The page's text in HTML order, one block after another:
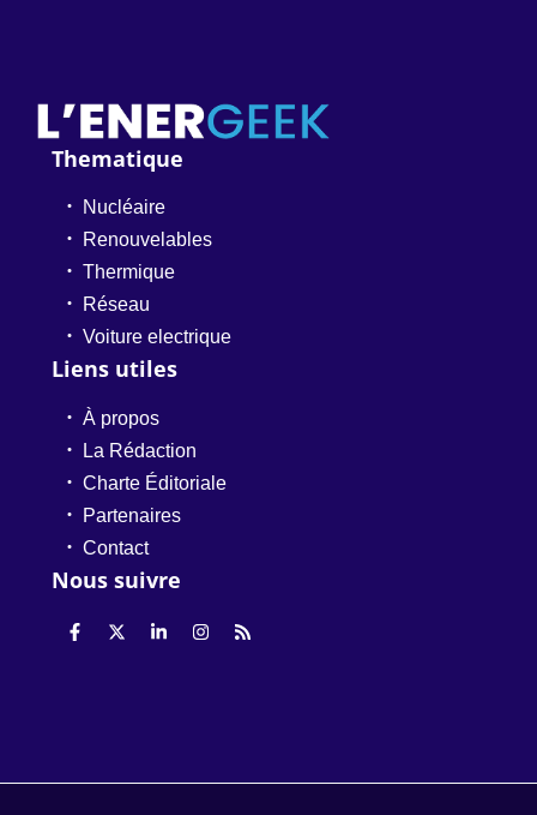
Thematique
Nucléaire
Renouvelables
Thermique
Réseau
Voiture electrique
Liens utiles
À propos
La Rédaction
Charte Éditoriale
Partenaires
Contact
Nous suivre